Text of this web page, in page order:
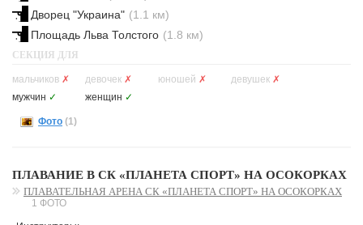
Дворец "Украина" (1.1 км)
Площадь Льва Толстого (1.8 км)
СЕКЦИЯ ДЛЯ
мальчиков ✗ девочек ✗ юношей ✗ девушек ✗
мужчин ✓ женщин ✓
Фото (1)
ПЛАВАНИЕ В СК «ПЛАНЕТА СПОРТ» НА ОСОКОРКАХ
ПЛАВАТЕЛЬНАЯ АРЕНА СК «ПЛАНЕТА СПОРТ» НА ОСОКОРКАХ
1 ФОТО